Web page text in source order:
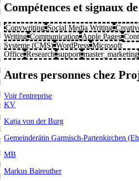
Compétences et signaux
Copywriting Social Media Writing
Writing Communication Apple Pages
Systeme (CMS) WordPress Microsoft
Office Research support master_marketing
Autres personnes chez
Voir l'entreprise
KV
Katja von der Burg
Gemeinderätin Garmisch-Partenkirchen
MB
Markus Baireuther